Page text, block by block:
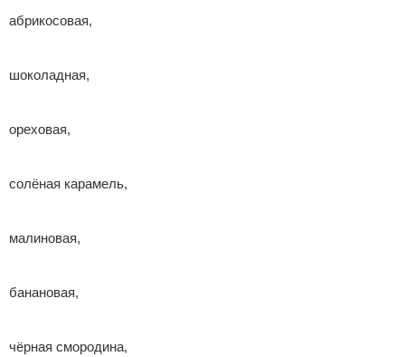
абрикосовая,
шоколадная,
ореховая,
солёная карамель,
малиновая,
банановая,
чёрная смородина,